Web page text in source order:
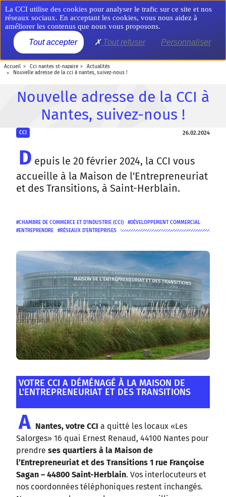
Aller
au
contenu
principal
MENU
accueil cci nantes st-nazaire
actualités
nouvelle adresse de la cci à nantes, suivez-nous !
Nouvelle adresse de la CCI à
Nantes, suivez-nous !
CCI 26.02.2024
D epuis le 20 février 2024, la CCI vous
accueille à la Maison de l'Entrepreneuriat
et des Transitions, à Saint-Herblain.
CHAMBRE DE COMMERCE ET D'INDUSTRIE (CCI)
DÉVELOPPEMENT COMMERCIAL
ENTREPRENDRE
RÉSEAUX D'ENTREPRISES
VOTRE CCI A DÉMÉNAGÉ À LA MAISON DE
L'ENTREPRENEURIAT ET DES TRANSITIONS
A Nantes, votre CCI a quitté les locaux «Les
Salorges» 16 quai Ernest Renaud, 44100 Nantes pour
prendre ses quartiers à la Maison de
l’Entrepreneuriat et des Transitions 1 rue Françoise
Sagan – 44800 Saint-Herblain. Vos interlocuteurs et
nos coordonnées téléphoniques restent inchangés.
Panneau de gestion des cookies
La CCI utilise des cookies pour analyser le trafic sur ce site et nos
réseaux sociaux. En acceptant les cookies, vous nous aidez à
améliorer les contenus que nous vous proposons.
Tout accepter Tout refuser Personnaliser